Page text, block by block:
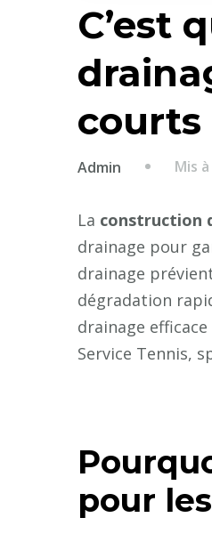
C’est
courts
Admin Mis
La construction
drainage pour
drainage
dégradation
drainage
Service Tennis,
pour